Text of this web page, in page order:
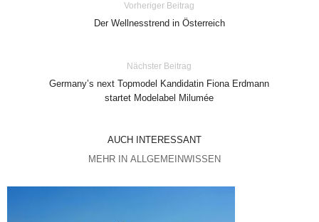
Vorheriger Beitrag
Der Wellnesstrend in Österreich
Nächster Beitrag
Germany’s next Topmodel Kandidatin Fiona Erdmann
startet Modelabel Milumée
AUCH INTERESSANT
MEHR IN ALLGEMEINWISSEN